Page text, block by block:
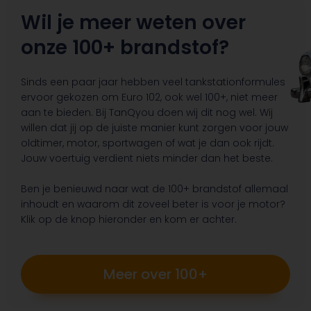
Wil je meer weten over
onze 100+ brandstof?
Sinds een paar jaar hebben veel tankstationformules
ervoor gekozen om Euro 102, ook wel 100+, niet meer
aan te bieden. Bij TanQyou doen wij dit nog wel. Wij
willen dat jij op de juiste manier kunt zorgen voor jouw
oldtimer, motor, sportwagen of wat je dan ook rijdt.
Jouw voertuig verdient niets minder dan het beste.
Ben je benieuwd naar wat de 100+ brandstof allemaal
inhoudt en waarom dit zoveel beter is voor je motor?
Klik op de knop hieronder en kom er achter.
Meer over 100+